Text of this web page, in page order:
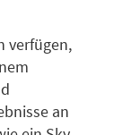
verfügen,
an